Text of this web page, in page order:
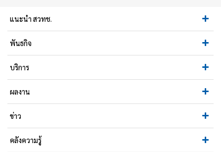
แนะนำ สวทช.
พันธกิจ
บริการ
ผลงาน
ข่าว
คลังความรู้